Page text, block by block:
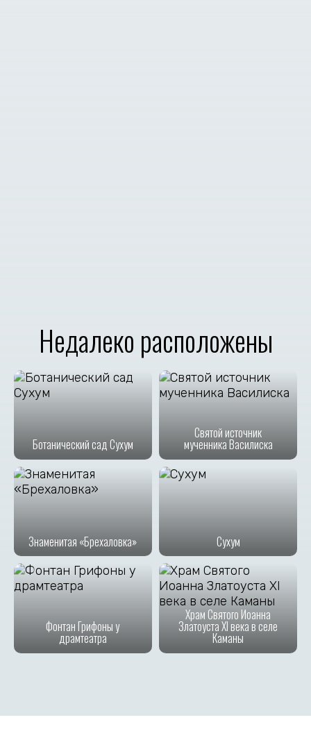
Недалеко расположены
Ботанический сад Сухум
Святой источник
мученника Василиска
Знаменитая «Брехаловка» Сухум
Фонтан Грифоны у
драмтеатра
Храм Святого Иоанна
Златоуста XI века в селе
Каманы